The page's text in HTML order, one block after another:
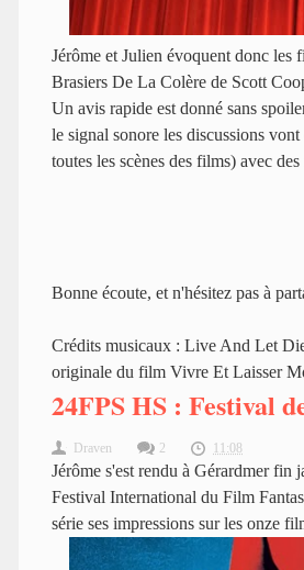
Jérôme et Julien évoquent donc
Brasiers De La Colère de Scott
Un avis rapide est donné sans
le signal sonore les discussions
toutes les scènes des films) avec
Bonne écoute, et n'hésitez pas à
Crédits musicaux : Live And Let
originale du film Vivre Et Laisser
24FPS HS : Festival
Draven 2 11:08
Jérôme s'est rendu à Gérardmer
Festival International du Film
série ses impressions sur les onze